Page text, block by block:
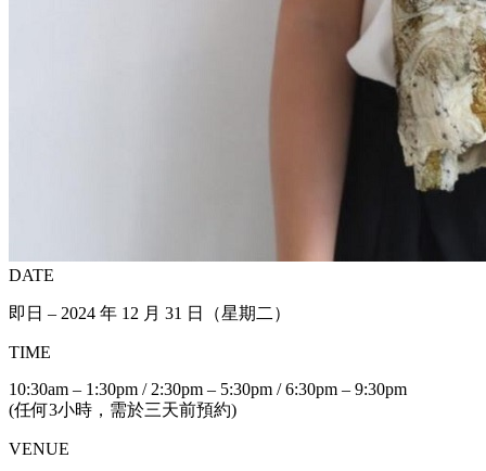
DATE
即日 – 2024 年 12 月 31 日（星期二）
TIME
10:30am – 1:30pm / 2:30pm – 5:30pm / 6:30pm – 9:30pm
(任何3小時，需於三天前預約)
VENUE